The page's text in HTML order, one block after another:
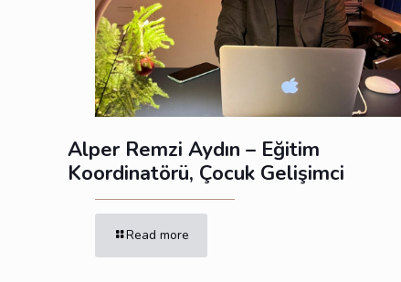
Alper Remzi Aydın – Eğitim
Koordinatörü, Çocuk Gelişimci
Read more